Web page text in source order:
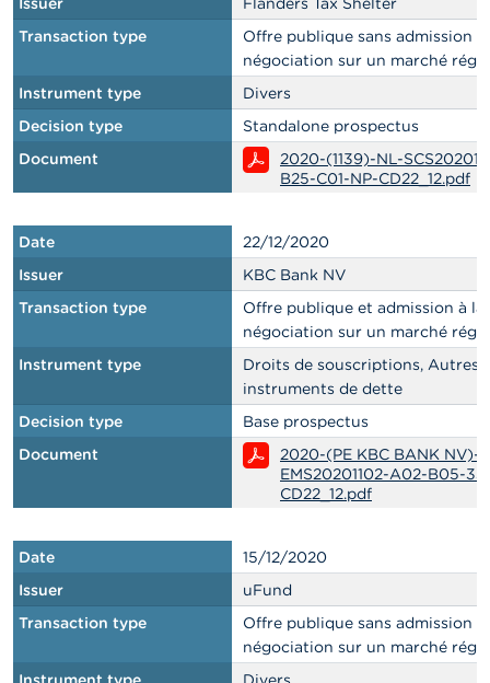
Transaction type
Offre publique sans admission à
négociation sur un marché
Instrument type
Divers
Decision type
Standalone prospectus
Document
2020-(1139)-NL-
B25-C01-NP-CD22_12.pdf
Date
22/12/2020
Issuer
KBC Bank NV
Transaction type
Offre publique et admission à la
négociation sur un marché
Instrument type
Droits de souscriptions, Autres
instruments de dette
Decision type
Base prospectus
Document
2020-(PE KBC BANK NV)-
EMS20201102-A02-B05-
CD22_12.pdf
Date
15/12/2020
Issuer
uFund
Transaction type
Offre publique sans admission à
négociation sur un marché